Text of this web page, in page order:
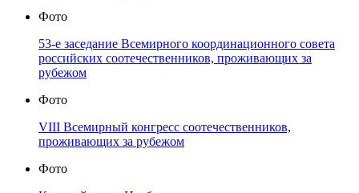
Фото
53-е заседание Всемирного координационного совета
российских соотечественников, проживающих за
рубежом
Фото
VIII Всемирный конгресс соотечественников,
проживающих за рубежом
Фото